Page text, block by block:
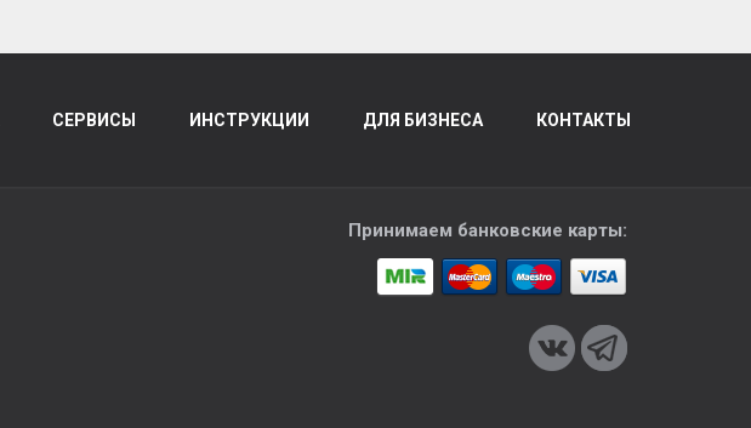
СЕРВИСЫ ИНСТРУКЦИИ ДЛЯ БИЗНЕСА КОНТАКТЫ
Принимаем банковские карты: